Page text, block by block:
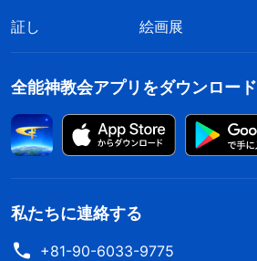
証し
絵画展
全能神教会アプリをダウンロード
私たちに連絡する
+81-90-6033-9775